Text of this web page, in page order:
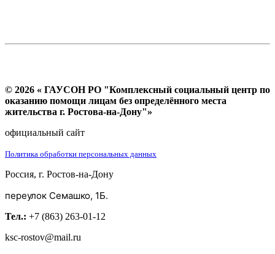
© 2026 « ГАУСОН РО "Комплексный социальный центр по
оказанию помощи лицам без определённого места
жительства г. Ростова-на-Дону"»
официальный сайт
Политика обработки персональных данных
Россия, г. Ростов-на-Дону
переулок Семашко, 1Б.
Тел.: +7 (863) 263-01-12
ksc-rostov@mail.ru